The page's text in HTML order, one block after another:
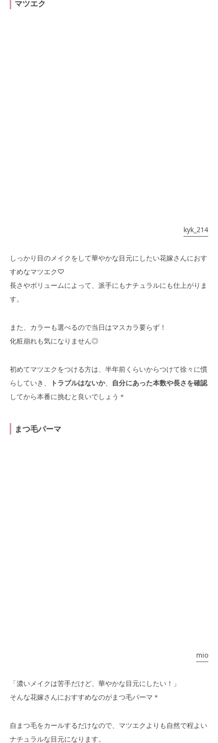
マツエク
kyk_214
しっかり目のメイクをして華やかな目元にしたい花嫁さんにおす
すめなマツエク♡
長さやボリュームによって、派手にもナチュラルにも仕上がりま
す。
また、カラーも選べるので当日はマスカラ要らず！
化粧崩れも気になりません◎
初めてマツエクをつける方は、半年前くらいからつけて徐々に慣
らしていき、
トラブルはないか、
自分にあった本数や長さを確認
してから本番に挑むと良いでしょう＊
まつ毛パーマ
mio
「濃いメイクは苦手だけど、華やかな目元にしたい！」
そんな花嫁さんにおすすめなのがまつ毛パーマ＊
自まつ毛をカールするだけなので、マツエクよりも自然で程よい
ナチュラルな目元になります。